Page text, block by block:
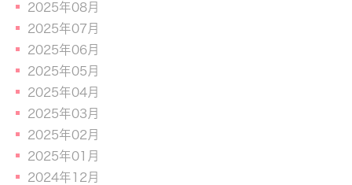
2025年08月
2025年07月
2025年06月
2025年05月
2025年04月
2025年03月
2025年02月
2025年01月
2024年12月